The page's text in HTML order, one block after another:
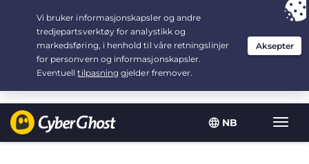
NB
Vis/
Your choice: The Best Dealfor 2.1666666666667-years at $
/month